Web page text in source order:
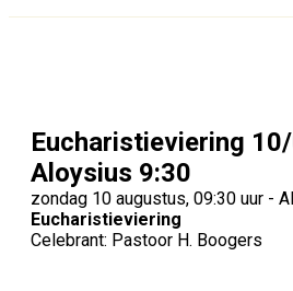
Eucharistieviering
Aloysius 9:30
zondag 10 augustus, 09:30 uur -
Eucharistieviering
Celebrant: Pastoor H. Boogers